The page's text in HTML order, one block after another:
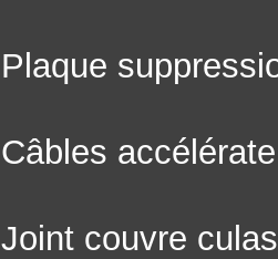
Plaque
Câbles
Joint couvre